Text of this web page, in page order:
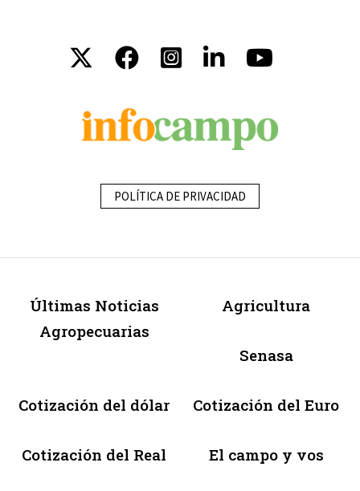
POLÍTICA DE PRIVACIDAD
Últimas Noticias
Agropecuarias
Agricultura
Senasa
Cotización del dólar Cotización del Euro
Cotización del Real El campo y vos